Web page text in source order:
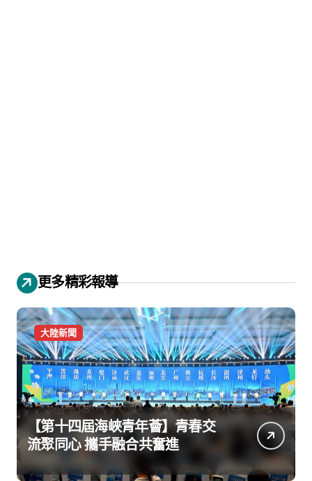
更多精彩報導
大陸新聞
【第十四屆海峽青年薈】青春交
流聚同心 攜手融合共奮進